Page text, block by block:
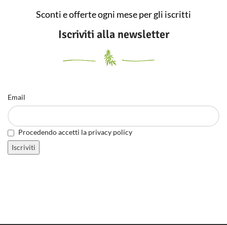
Sconti e offerte ogni mese per gli iscritti
Iscriviti alla newsletter
Email
Procedendo accetti la privacy policy